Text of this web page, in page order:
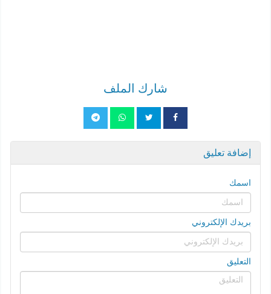
شارك الملف
إضافة تعليق
اسمك
بريدك الإلكتروني
التعليق